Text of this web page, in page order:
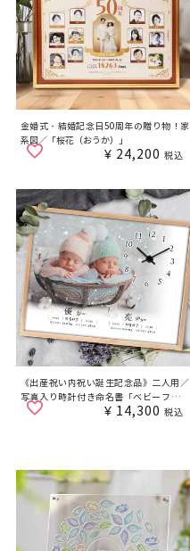
金婚式・結婚記念日50周年の贈り物！家
系図／「桜花（おうか）」
¥ 24,200 税込
《出産祝い内祝い誕生記念品》二人用／
写真入り時計付き命名書「ベビーフォト
クロックTwins」【双子、兄弟姉妹】
¥ 14,300 税込